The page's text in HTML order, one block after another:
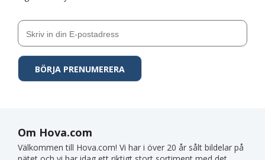
Om Hova.com
Välkommen till Hova.com! Vi har i över 20 år sålt bildelar på